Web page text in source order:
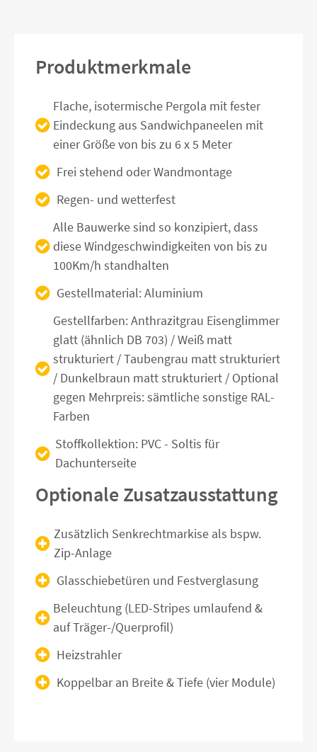
Produktmerkmale
Flache, isotermische Pergola mit fester
Eindeckung aus Sandwichpaneelen mit
einer Größe von bis zu 6 x 5 Meter
Frei stehend oder Wandmontage
Regen- und wetterfest
Alle Bauwerke sind so konzipiert, dass
diese Windgeschwindigkeiten von bis zu
100Km/h standhalten
Gestellmaterial: Aluminium
Gestellfarben: Anthrazitgrau Eisenglimmer
glatt (ähnlich DB 703) / Weiß matt
strukturiert / Taubengrau matt strukturiert
/ Dunkelbraun matt strukturiert / Optional
gegen Mehrpreis: sämtliche sonstige RAL-
Farben
Stoffkollektion: PVC - Soltis für
Dachunterseite
Optionale Zusatzausstattung
Zusätzlich Senkrechtmarkise als bspw.
Zip-Anlage
Glasschiebetüren und Festverglasung
Beleuchtung (LED-Stripes umlaufend &
auf Träger-/Querprofil)
Heizstrahler
Koppelbar an Breite & Tiefe (vier Module)